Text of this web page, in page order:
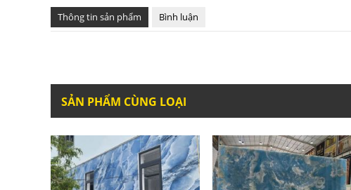
Thông tin sản phẩm Bình luận
SẢN PHẨM CÙNG LOẠI